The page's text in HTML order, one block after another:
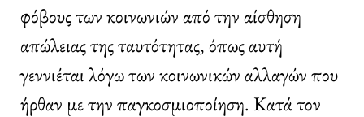
φόβους των κοινωνιών από την αίσθηση
απώλειας της ταυτότητας, όπως αυτή
γεννιέται λόγω των κοινωνικών αλλαγών που
ήρθαν με την παγκοσμιοποίηση. Κατά τον